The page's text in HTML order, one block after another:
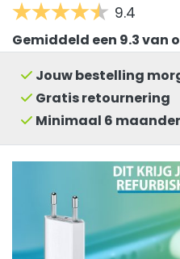
9.4
Gemiddeld een 9.3 van
Jouw bestelling
Gratis retournering
Minimaal 6